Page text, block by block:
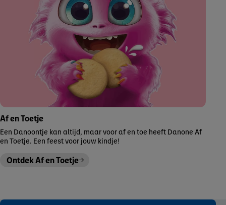
Af en Toetje
Een Danoontje kan altijd, maar voor af en toe heeft Danone Af
en Toetje. Een feest voor jouw kindje!
Ontdek Af en Toetje